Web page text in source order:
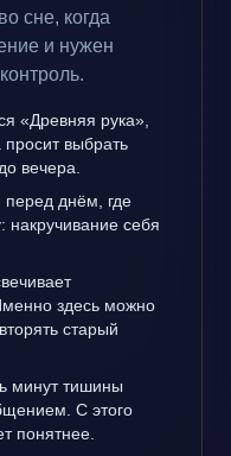
сне, когда
и нужен
«Древняя рука»,
просит выбрать
вечера.
перед днём, где
накручивание себя
здесь можно
старый
минут тишины
С этого
понятнее.